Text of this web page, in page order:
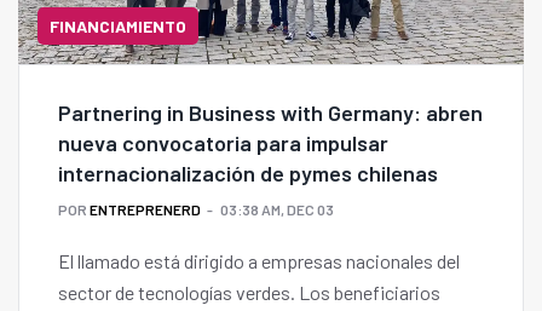
FINANCIAMIENTO
Partnering in Business with Germany: abren
nueva convocatoria para impulsar
internacionalización de pymes chilenas
POR ENTREPRENERD 03:38 AM, DEC 03
El llamado está dirigido a empresas nacionales del
sector de tecnologías verdes. Los beneficiarios